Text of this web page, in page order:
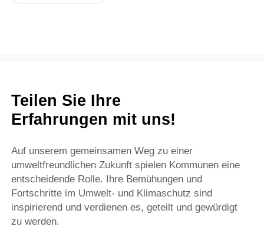
Teilen Sie Ihre
Erfahrungen mit uns!
Auf unserem gemeinsamen Weg zu einer
umweltfreundlichen Zukunft spielen Kommunen eine
entscheidende Rolle. Ihre Bemühungen und
Fortschritte im Umwelt- und Klimaschutz sind
inspirierend und verdienen es, geteilt und gewürdigt
zu werden.